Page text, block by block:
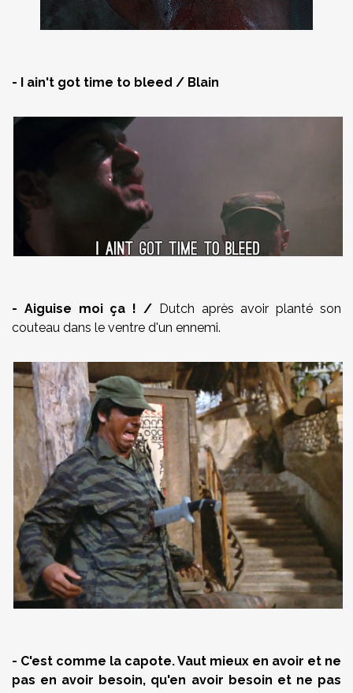
- I ain't got time to bleed / Blain
- Aiguise moi ça ! / Dutch après avoir planté son
couteau dans le ventre d'un ennemi.
- C'est comme la capote. Vaut mieux en avoir et ne
pas en avoir besoin, qu'en avoir besoin et ne pas